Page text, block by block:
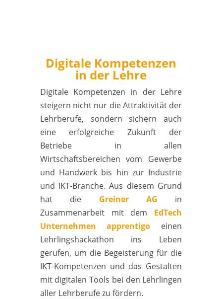
Digitale Kompetenzen
in der Lehre
Digitale Kompetenzen in der Lehre
steigern nicht nur die Attraktivität der
Lehrberufe, sondern sichern auch
eine erfolgreiche Zukunft der
Betriebe in allen
Wirtschaftsbereichen vom Gewerbe
und Handwerk bis hin zur Industrie
und IKT-Branche. Aus diesem Grund
hat die Greiner AG in
Zusammenarbeit mit dem EdTech
Unternehmen apprentigo einen
Lehrlingshackathon ins Leben
gerufen, um die Begeisterung für die
IKT-Kompetenzen und das Gestalten
mit digitalen Tools bei den Lehrlingen
aller Lehrberufe zu fördern.